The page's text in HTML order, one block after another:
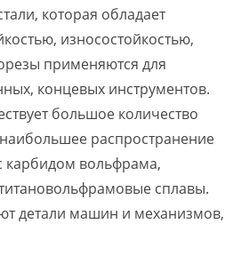
которая обладает
износостойкостью,
применяются для
концевых инструментов.
большое количество
распространение
карбидом вольфрама,
сплавы.
детали машин и механизмов,